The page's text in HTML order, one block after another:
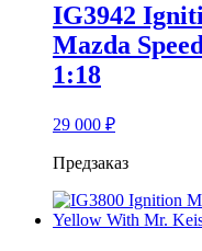
IG3942
Mazda
1:18
29 000 ₽
Предзаказ